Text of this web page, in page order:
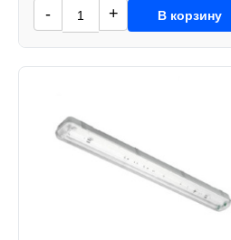
- + В корзину